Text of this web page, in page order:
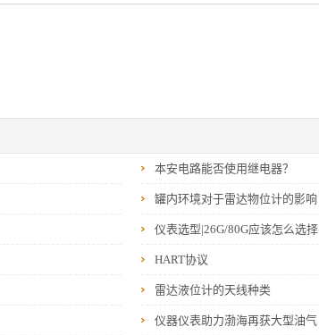
本安电路能否使用继电器？
罐内环境对于雷达物位计的影响
仪表选型|26G/80G应该怎么选择
HART协议
雷达液位计的天线种类
仪器仪表助力渤海再获大型油气